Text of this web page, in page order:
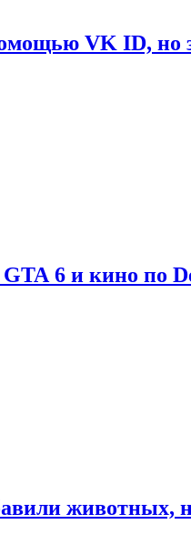
VK ID, но
6 и кино по
животных,